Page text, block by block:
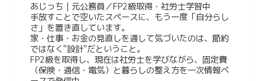
あじっち｜元公務員／FP2級取得・社労士学習中
手放すことで空いたスペースに、もう一度「自分らし
さ」を置き直しています。
家・仕事・お金の見直しを通して気づいたのは、節約
ではなく"設計"だということ。
FP2級を取得し、現在は社労士を学びながら、固定費
（保険・通信・電気）と暮らしの整え方を一次情報ベ